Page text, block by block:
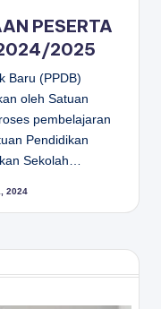
PESERTA
2024/2025
Baru (PPDB)
oleh Satuan
pembelajaran
Pendidikan
Sekolah…
2024